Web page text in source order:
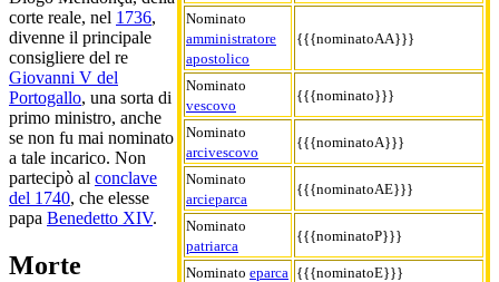
Nominato
amministratore
apostolico
{{{nominatoAA}}}
Nominato
vescovo
{{{nominato}}}
Nominato
arcivescovo
{{{nominatoA}}}
Nominato
arcieparca
{{{nominatoAE}}}
Nominato
patriarca
{{{nominatoP}}}
Nominato eparca {{{nominatoE}}}
corte reale, nel 1736,
divenne il principale
consigliere del re
Giovanni V del
Portogallo, una sorta di
primo ministro, anche
se non fu mai nominato
a tale incarico. Non
partecipò al conclave
del 1740, che elesse
papa Benedetto XIV.
Morte